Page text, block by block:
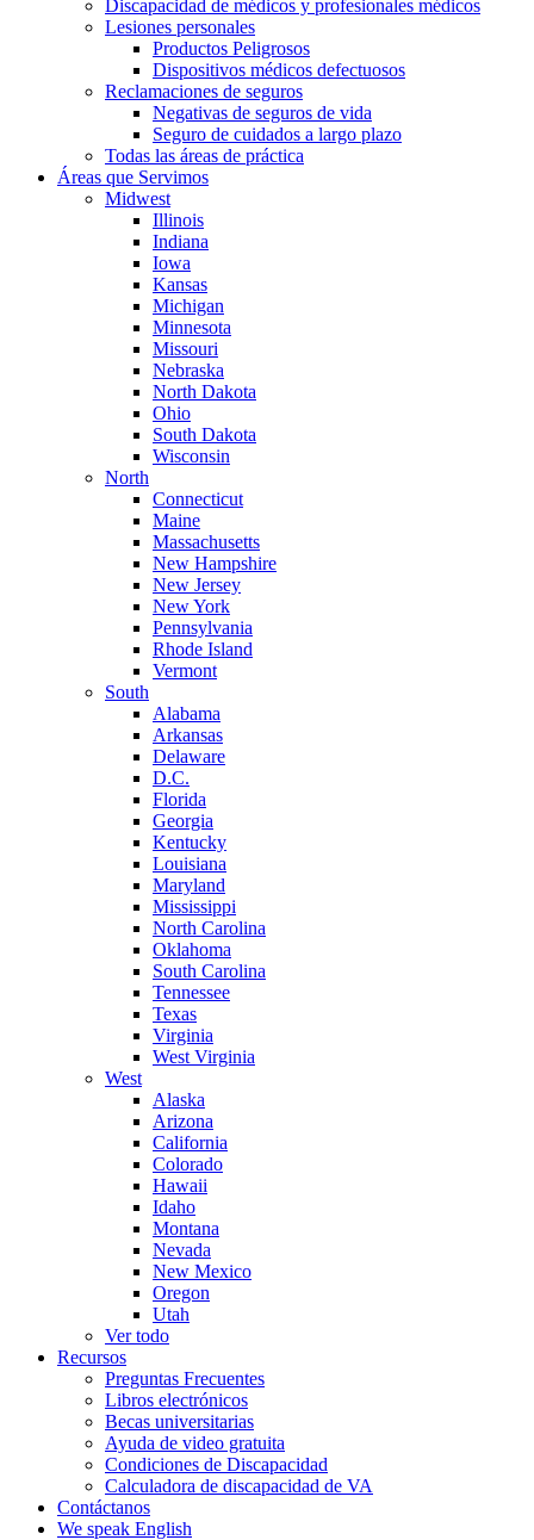
Discapacidad de médicos y profesionales médicos
Lesiones personales
Productos Peligrosos
Dispositivos médicos defectuosos
Reclamaciones de seguros
Negativas de seguros de vida
Seguro de cuidados a largo plazo
Todas las áreas de práctica
Áreas que Servimos
Midwest
Illinois
Indiana
Iowa
Kansas
Michigan
Minnesota
Missouri
Nebraska
North Dakota
Ohio
South Dakota
Wisconsin
North
Connecticut
Maine
Massachusetts
New Hampshire
New Jersey
New York
Pennsylvania
Rhode Island
Vermont
South
Alabama
Arkansas
Delaware
D.C.
Florida
Georgia
Kentucky
Louisiana
Maryland
Mississippi
North Carolina
Oklahoma
South Carolina
Tennessee
Texas
Virginia
West Virginia
West
Alaska
Arizona
California
Colorado
Hawaii
Idaho
Montana
Nevada
New Mexico
Oregon
Utah
Ver todo
Recursos
Preguntas Frecuentes
Libros electrónicos
Becas universitarias
Ayuda de video gratuita
Condiciones de Discapacidad
Calculadora de discapacidad de VA
Contáctanos
We speak English